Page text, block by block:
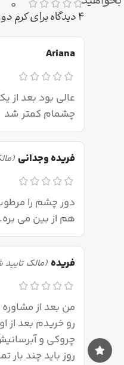
0
4 دیدگاه برای کرم
Ariana
عالی بود بعد از
چشمام کمتر شد
فریده وجدانی
دور چشم را
هم از بین می بره.
فریده (مالک
من بعد از مشاوره
رو خریدم بعد از
چروکی و
روز باید چند بار